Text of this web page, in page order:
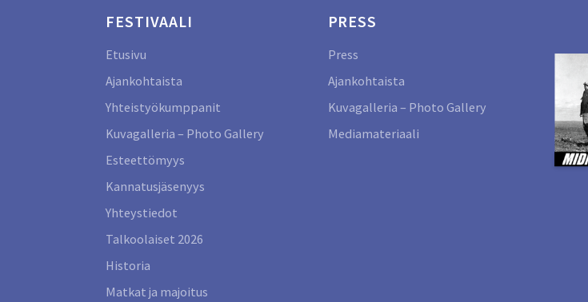
FESTIVAALI
Etusivu
Ajankohtaista
Yhteistyökumppanit
Kuvagalleria – Photo Gallery
Esteettömyys
Kannatusjäsenyys
Yhteystiedot
Talkoolaiset 2026
Historia
Matkat ja majoitus
PRESS
Press
Ajankohtaista
Kuvagalleria – Photo Gallery
Mediamateriaali